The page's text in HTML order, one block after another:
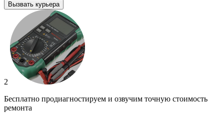
Вызвать курьера
2
Бесплатно продиагностируем и озвучим точную стоимость
ремонта